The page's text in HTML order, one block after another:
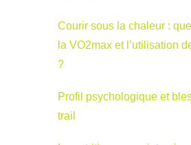
Courir sous la chaleur :
la VO2max et l’utilisation
?
Profil psychologique et
trail